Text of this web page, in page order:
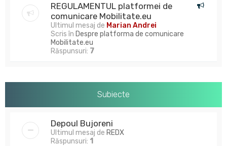
REGULAMENTUL platformei de
comunicare Mobilitate.eu
Ultimul mesaj de Marian Andrei
Scris în Despre platforma de comunicare
Mobilitate.eu
Răspunsuri: 7
Subiecte
Depoul Bujoreni
Ultimul mesaj de REDX
Răspunsuri: 1